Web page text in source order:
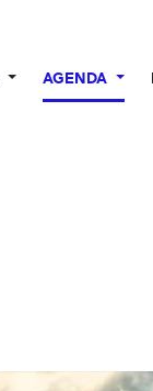
AGENDA